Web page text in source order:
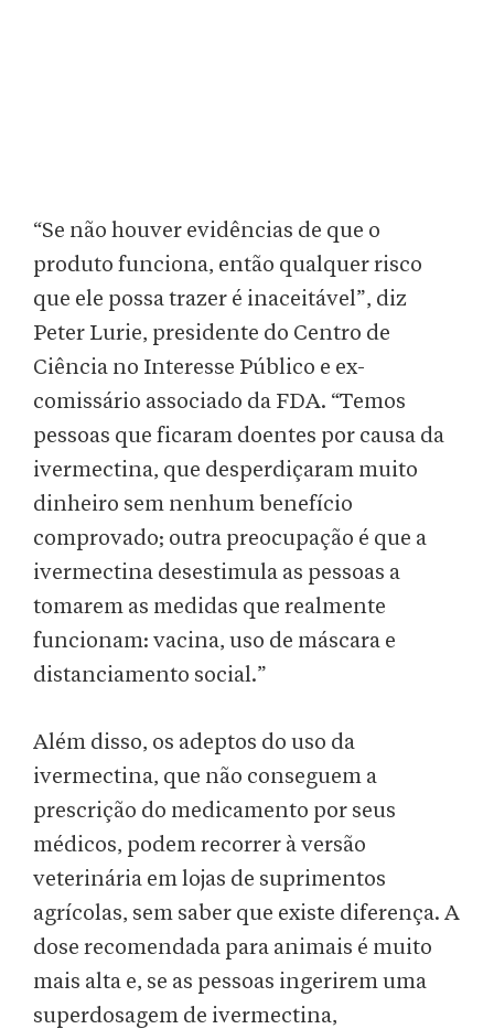
“Se não houver evidências de que o
produto funciona, então qualquer risco
que ele possa trazer é inaceitável”, diz
Peter Lurie, presidente do Centro de
Ciência no Interesse Público e ex-
comissário associado da FDA. “Temos
pessoas que ficaram doentes por causa da
ivermectina, que desperdiçaram muito
dinheiro sem nenhum benefício
comprovado; outra preocupação é que a
ivermectina desestimula as pessoas a
tomarem as medidas que realmente
funcionam: vacina, uso de máscara e
distanciamento social.”
Além disso, os adeptos do uso da
ivermectina, que não conseguem a
prescrição do medicamento por seus
médicos, podem recorrer à versão
veterinária em lojas de suprimentos
agrícolas, sem saber que existe diferença. A
dose recomendada para animais é muito
mais alta e, se as pessoas ingerirem uma
superdosagem de ivermectina,